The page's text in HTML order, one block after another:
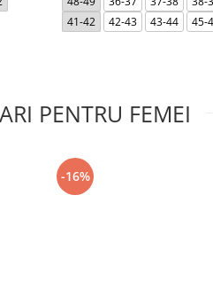
41-42
42-43 43-44 45-
PENTRU FEMEI
-16%